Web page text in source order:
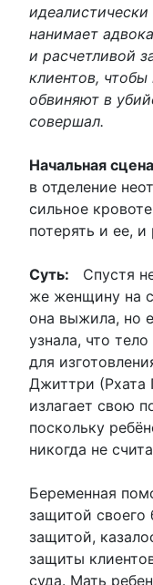
нанимает
и расчетливой
клиентов,
обвиняют в
совершал.
Начальная
в отделение
сильное
потерять и ее, и
Суть: Спустя
же женщину на
она выжила, но
узнала, что
для
Джиттри (Рхата
излагает свою
поскольку
никогда не
Беременная
защитой
защитой,
защиты
суда. Мать